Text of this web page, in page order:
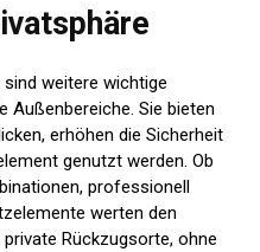
weitere wichtige
Sie bieten
erhöhen die Sicherheit
genutzt werden. Ob
professionell
werten den
Rückzugsorte, ohne